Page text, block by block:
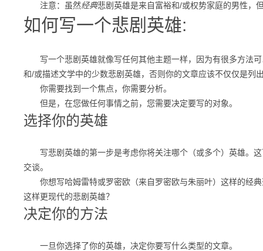
注意：
虽然经典悲剧英雄是来自富裕和/或权势家庭的男性，
如何写一个悲剧英雄:
写一个悲剧英雄就像写任何其他主题一样，因为有很多方法可
和/或描述文学中的少数悲剧英雄，否则你的文章应该不仅仅是列
你需要找到一个焦点，你需要分析。
但是，在您做任何事情之前，您需要决定要写的对象。
选择你的英雄
写悲剧英雄的第一步是考虑你将关注哪个（或多个）英雄。这
交谈。
你想写哈姆雷特或罗密欧（来自罗密欧与朱丽叶）这样的经典
这样更现代的悲剧英雄？
决定你的方法
一旦你选择了你的英雄，决定你要写什么类型的文章。